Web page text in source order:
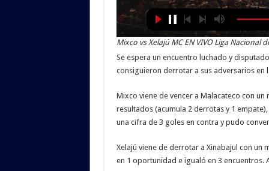
Mixco vs Xelajú MC EN VIVO Liga Nacional
Se espera un encuentro luchado y
consiguieron derrotar a sus adversarios en
Mixco viene de vencer a Malacateco con
resultados (acumula 2 derrotas y 1
una cifra de 3 goles en contra y pudo
Xelajú viene de derrotar a Xinabajul con un
en 1 oportunidad e igualó en 3 encuentros.